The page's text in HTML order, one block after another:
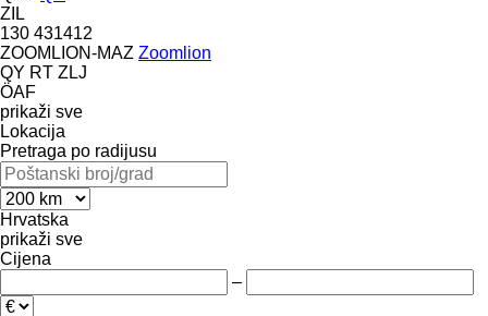
ZIL
130 431412
ZOOMLION-MAZ Zoomlion
QY RT ZLJ
ÖAF
prikaži sve
Lokacija
Pretraga po radijusu
Hrvatska
prikaži sve
Cijena
–